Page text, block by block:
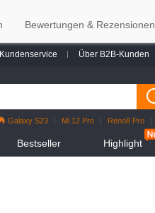
Über B2B-Kunden
Galaxy S23 Mi 12 Pro
Reno8 Pro
Bestseller Highlight
Bewertungen & Rezensionen